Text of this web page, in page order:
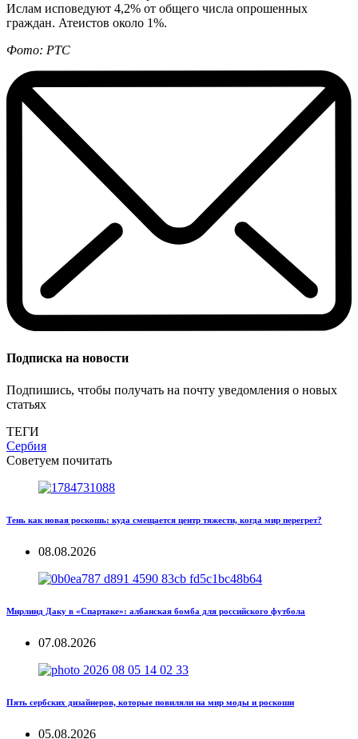
Ислам исповедуют 4,2% от общего числа опрошенных
граждан. Атеистов около 1%.
Фото: РТС
Подписка на новости
Подпишись, чтобы получать на почту уведомления о новых
статьях
ТЕГИ
Сербия
Советуем почитать
Тень как новая роскошь: куда смещается центр тяжести, когда мир перегрет?
08.08.2026
Мирлинд Даку в «Спартаке»: албанская бомба для российского футбола
07.08.2026
Пять сербских дизайнеров, которые повиляли на мир моды и роскоши
05.08.2026